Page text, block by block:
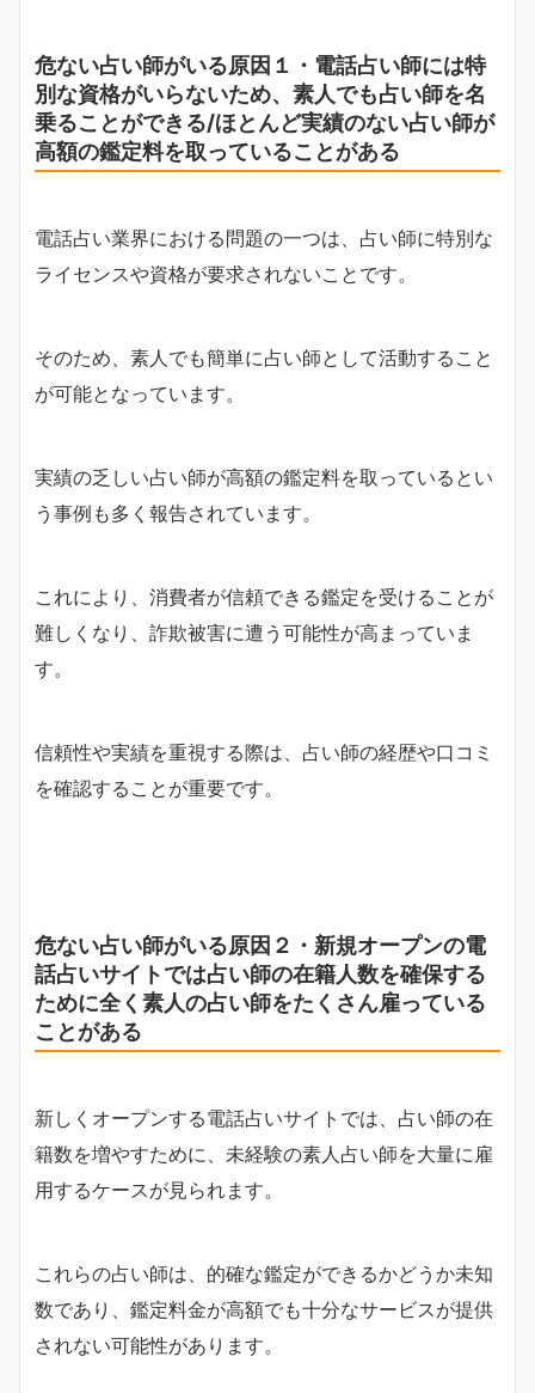
危ない占い師がいる原因１・電話占い師には特
別な資格がいらないため、素人でも占い師を名
乗ることができる/ほとんど実績のない占い師が
高額の鑑定料を取っていることがある
電話占い業界における問題の一つは、占い師に特別な
ライセンスや資格が要求されないことです。
そのため、素人でも簡単に占い師として活動すること
が可能となっています。
実績の乏しい占い師が高額の鑑定料を取っているとい
う事例も多く報告されています。
これにより、消費者が信頼できる鑑定を受けることが
難しくなり、詐欺被害に遭う可能性が高まっていま
す。
信頼性や実績を重視する際は、占い師の経歴や口コミ
を確認することが重要です。
危ない占い師がいる原因２・新規オープンの電
話占いサイトでは占い師の在籍人数を確保する
ために全く素人の占い師をたくさん雇っている
ことがある
新しくオープンする電話占いサイトでは、占い師の在
籍数を増やすために、未経験の素人占い師を大量に雇
用するケースが見られます。
これらの占い師は、的確な鑑定ができるかどうか未知
数であり、鑑定料金が高額でも十分なサービスが提供
されない可能性があります。